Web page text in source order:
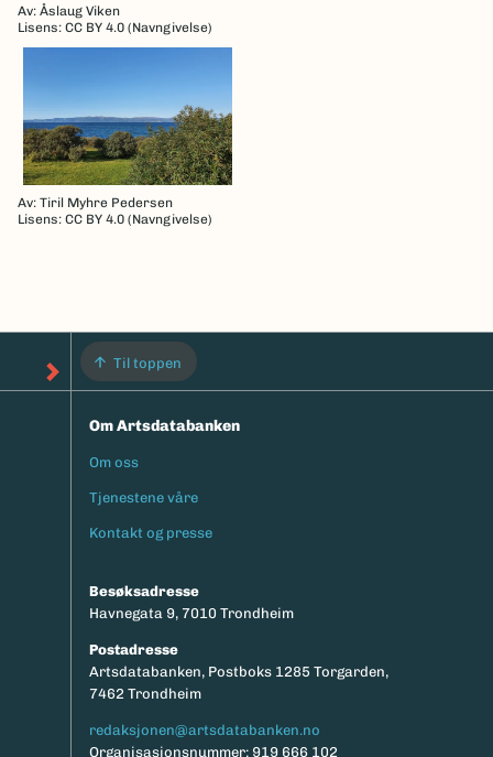
Av: Åslaug Viken
Lisens: CC BY 4.0 (Navngivelse)
Av: Tiril Myhre Pedersen
Lisens: CC BY 4.0 (Navngivelse)
Til toppen
Om Artsdatabanken
Footermeny
Om oss
Tjenestene våre
Kontakt og presse
Besøksadresse
Havnegata 9, 7010 Trondheim
Postadresse
Artsdatabanken, Postboks 1285 Torgarden,
7462 Trondheim
redaksjonen@artsdatabanken.no
Organisasjonsnummer: 919 666 102